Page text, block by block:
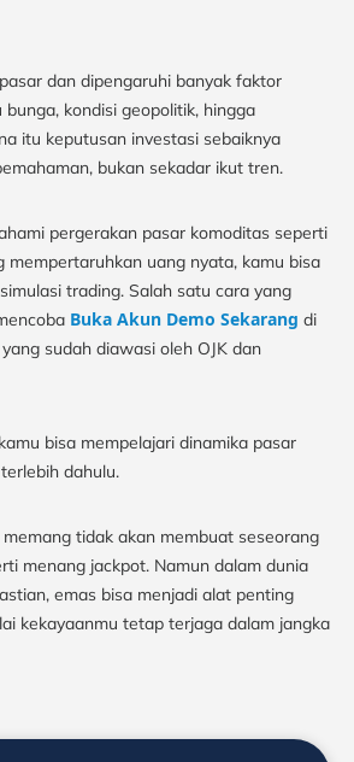
dan dipengaruhi banyak faktor
kondisi geopolitik, hingga
itu keputusan investasi sebaiknya
bukan sekadar ikut tren.
pergerakan pasar komoditas seperti
mempertaruhkan uang nyata, kamu bisa
trading. Salah satu cara yang
Buka Akun Demo Sekarang di
sudah diawasi oleh OJK dan
bisa mempelajari dinamika pasar
dahulu.
tidak akan membuat seseorang
menang jackpot. Namun dalam dunia
emas bisa menjadi alat penting
kekayaanmu tetap terjaga dalam jangka